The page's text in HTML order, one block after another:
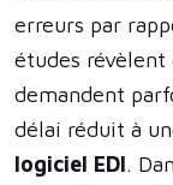
erreurs par
études révèlent
demandent
délai réduit à
logiciel EDI.